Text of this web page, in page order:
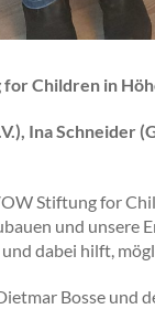
Children in
Ina
Stiftung for
und
dabei hilft,
Bosse